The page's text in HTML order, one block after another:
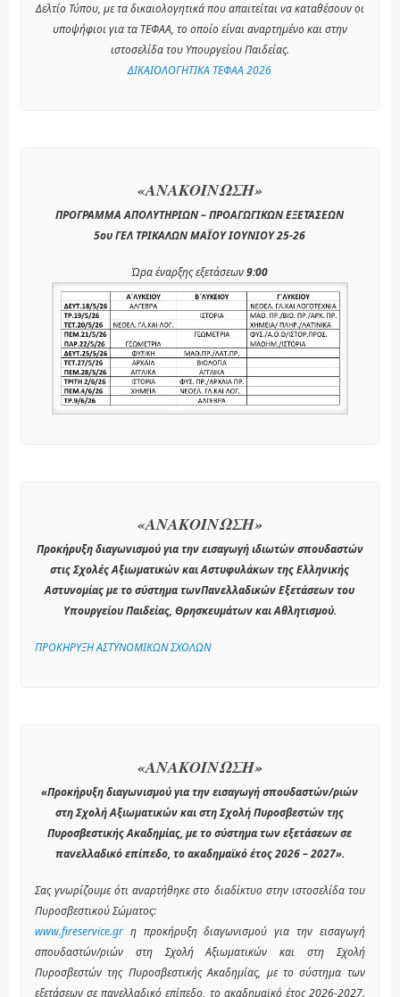
Δελτίο Τύπου, με τα δικαιολογητικά που απαιτείται να καταθέσουν οι
υποψήφιοι για τα ΤΕΦΑΑ, το οποίο είναι αναρτημένο και στην
ιστοσελίδα του Υπουργείου Παιδείας.
ΔΙΚΑΙΟΛΟΓΗΤΙΚΑ ΤΕΦΑΑ 2026
«ΑΝΑΚΟΙΝΩΣΗ»
ΠΡΟΓΡΑΜΜΑ ΑΠΟΛΥΤΗΡΙΩΝ – ΠΡΟΑΓΩΓΙΚΩΝ ΕΞΕΤΑΣΕΩΝ
5ου ΓΕΛ ΤΡΙΚΑΛΩΝ ΜΑΪΟΥ ΙΟΥΝΙΟΥ 25-26
Ώρα έναρξης εξετάσεων9:00
«ΑΝΑΚΟΙΝΩΣΗ»
Προκήρυξη διαγωνισμού για την εισαγωγή ιδιωτών σπουδαστών
στις Σχολές Αξιωματικών και Αστυφυλάκων της Ελληνικής
Αστυνομίας με το σύστημα τωνΠανελλαδικών Εξετάσεων του
Υπουργείου Παιδείας, Θρησκευμάτων και Αθλητισμού.
ΠΡΟΚΗΡΥΞΗ ΑΣΤΥΝΟΜΙΚΩΝ ΣΧΟΛΩΝ
«ΑΝΑΚΟΙΝΩΣΗ»
«Προκήρυξη διαγωνισμού για την εισαγωγή σπουδαστών/ριών
στη Σχολή Αξιωματικών και στη Σχολή Πυροσβεστών της
Πυροσβεστικής Ακαδημίας, με το σύστημα των εξετάσεων σε
πανελλαδικό επίπεδο, το ακαδημαϊκό έτος 2026 – 2027».
Σας γνωρίζουμε ότι αναρτήθηκε στο διαδίκτυο στην ιστοσελίδα του
Πυροσβεστικού Σώματος:
www.fireservice.gr η προκήρυξη διαγωνισμού για την εισαγωγή
σπουδαστών/ριών στη Σχολή Αξιωματικών και στη Σχολή
Πυροσβεστών της Πυροσβεστικής Ακαδημίας, με το σύστημα των
εξετάσεων σε πανελλαδικό επίπεδο, το ακαδημαϊκό έτος 2026-2027.